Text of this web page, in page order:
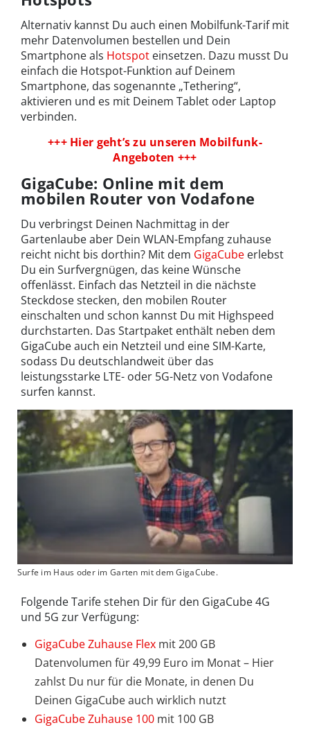
Alternativ kannst Du auch einen Mobilfunk-Tarif mit
mehr Datenvolumen bestellen und Dein
Smartphone als Hotspot einsetzen. Dazu musst Du
einfach die Hotspot-Funktion auf Deinem
Smartphone, das sogenannte „Tethering“,
aktivieren und es mit Deinem Tablet oder Laptop
verbinden.
+++ Hier geht’s zu unseren Mobilfunk-
Angeboten +++
GigaCube: Online mit dem
mobilen Router von Vodafone
Du verbringst Deinen Nachmittag in der
Gartenlaube aber Dein WLAN-Empfang zuhause
reicht nicht bis dorthin? Mit dem GigaCube erlebst
Du ein Surfvergnügen, das keine Wünsche
offenlässt. Einfach das Netzteil in die nächste
Steckdose stecken, den mobilen Router
einschalten und schon kannst Du mit Highspeed
durchstarten. Das Startpaket enthält neben dem
GigaCube auch ein Netzteil und eine SIM-Karte,
sodass Du deutschlandweit über das
leistungsstarke LTE- oder 5G-Netz von Vodafone
surfen kannst.
Surfe im Haus oder im Garten mit dem GigaCube.
Folgende Tarife stehen Dir für den GigaCube 4G
und 5G zur Verfügung:
GigaCube Zuhause Flex mit 200 GB
Datenvolumen für 49,99 Euro im Monat – Hier
zahlst Du nur für die Monate, in denen Du
Deinen GigaCube auch wirklich nutzt
GigaCube Zuhause 100 mit 100 GB